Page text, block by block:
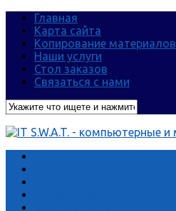
Главная
Карта сайта
Копирование материалов
Наши услуги
Стол заказов
Связаться с нами